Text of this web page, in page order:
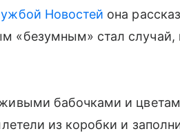
Новостей она
«безумным» стал случай,
бабочками и
из коробки и